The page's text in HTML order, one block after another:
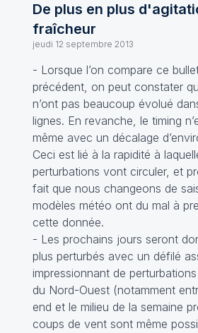
De plus en plus
fraîcheur
jeudi 12 septembre 2013
- Lorsque l’on compare ce
précédent, on peut constater
n’ont pas beaucoup évolué
lignes. En revanche, le timing
même avec un décalage
Ceci est lié à la rapidité à
perturbations vont circuler, et
fait que nous changeons de
modèles météo ont du mal à
cette donnée.
- Les prochains jours seront
plus perturbés avec un défilé
impressionnant de
du Nord-Ouest (notamment
end et le milieu de la semaine
coups de vent sont même